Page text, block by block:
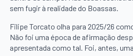
sem fugir à realidade do Boassas.
Filipe Torcato olha para 2025/26
Não foi uma época de afirmação
apresentada como tal. Foi, antes,